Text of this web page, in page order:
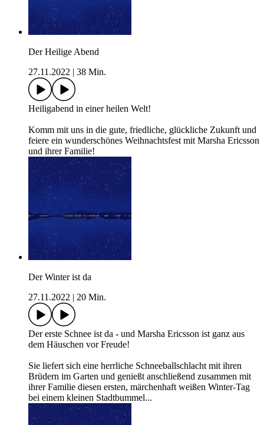
Der Heilige Abend
27.11.2022
38 Min.
Heiligabend in einer heilen Welt!
Komm mit uns in die gute, friedliche, glückliche Zukunft und
feiere ein wunderschönes Weihnachtsfest mit Marsha Ericsson
und ihrer Familie!
Der Winter ist da
27.11.2022
20 Min.
Der erste Schnee ist da - und Marsha Ericsson ist ganz aus
dem Häuschen vor Freude!
Sie liefert sich eine herrliche Schneeballschlacht mit ihren
Brüdern im Garten und genießt anschließend zusammen mit
ihrer Familie diesen ersten, märchenhaft weißen Winter-Tag
bei einem kleinen Stadtbummel...